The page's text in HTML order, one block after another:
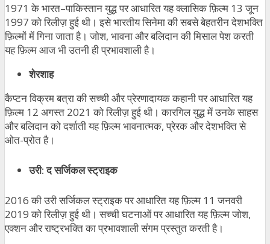
1971 के भारत–पाकिस्तान युद्ध पर आधारित यह क्लासिक फ़िल्म 13 जून
1997 को रिलीज़ हुई थी। इसे भारतीय सिनेमा की सबसे बेहतरीन देशभक्ति
फ़िल्मों में गिना जाता है। जोश, भावना और बलिदान की मिसाल पेश करती
यह फ़िल्म आज भी उतनी ही प्रभावशाली है।
शेरशाह
कैप्टन विक्रम बत्रा की सच्ची और प्रेरणादायक कहानी पर आधारित यह
फ़िल्म 12 अगस्त 2021 को रिलीज़ हुई थी। कारगिल युद्ध में उनके साहस
और बलिदान को दर्शाती यह फ़िल्म भावनात्मक, प्रेरक और देशभक्ति से
ओत-प्रोत है।
उरी:द सर्जिकल स्ट्राइक
2016 की उरी सर्जिकल स्ट्राइक पर आधारित यह फ़िल्म 11 जनवरी
2019 को रिलीज़ हुई थी। सच्ची घटनाओं पर आधारित यह फ़िल्म जोश,
एक्शन और राष्ट्रभक्ति का प्रभावशाली संगम प्रस्तुत करती है।